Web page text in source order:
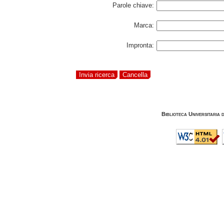
Parole chiave:
Marca:
Impronta:
Biblioteca Universitaria